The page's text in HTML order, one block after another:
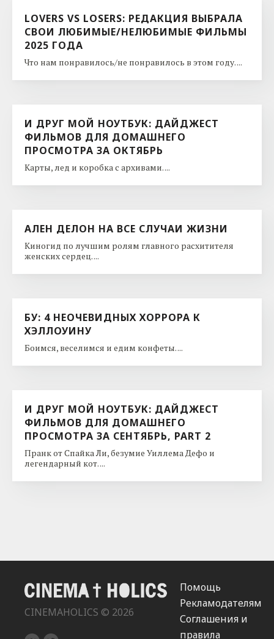
LOVERS VS LOSERS: РЕДАКЦИЯ ВЫБРАЛА
СВОИ ЛЮБИМЫЕ/НЕЛЮБИМЫЕ ФИЛЬМЫ
2025 ГОДА
Что нам понравилось/не понравилось в этом году. ...
И ДРУГ МОЙ НОУТБУК: ДАЙДЖЕСТ
ФИЛЬМОВ ДЛЯ ДОМАШНЕГО
ПРОСМОТРА ЗА ОКТЯБРЬ
Карты, лед и коробка с архивами. ...
АЛЕН ДЕЛОН НА ВСЕ СЛУЧАИ ЖИЗНИ
Киногид по лучшим ролям главного расхитителя
женских сердец. ...
БУ: 4 НЕОЧЕВИДНЫХ ХОРРОРА К
ХЭЛЛОУИНУ
Боимся, веселимся и едим конфеты. ...
И ДРУГ МОЙ НОУТБУК: ДАЙДЖЕСТ
ФИЛЬМОВ ДЛЯ ДОМАШНЕГО
ПРОСМОТРА ЗА СЕНТЯБРЬ, PART 2
Пранк от Спайка Ли, безумие Уиллема Дефо и
легендарный кот. ...
CINEMAHOLICS © 2026
Помощь
Рекламодателям
Соглашения и
правила